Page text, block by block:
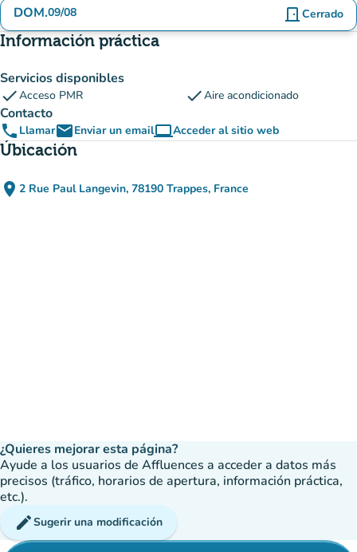
DOM.09/08 door_front Cerrado
Información práctica
Servicios disponibles
checkAcceso PMR checkAire acondicionado
Contacto
phone LlamaremailEnviar un emailcomputerAcceder al sitio web
(nueva pestaña)
Úbicación
place 2 Rue Paul Langevin, 78190 Trappes, France
(abrir en Google Maps)
(nueva pestaña)
¿Quieres mejorar esta página?
Ayude a los usuarios de Affluences a acceder a datos más
precisos (tráfico, horarios de apertura, información práctica,
etc.).
editSugerir una modificación